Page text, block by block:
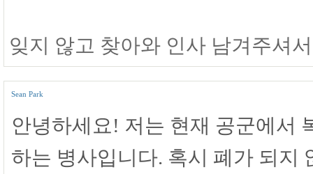
잊지 않고 찾아와 인사 남겨주셔
Sean Park
안녕하세요! 저는 현재 공군에서
하는 병사입니다. 혹시 폐가 되지